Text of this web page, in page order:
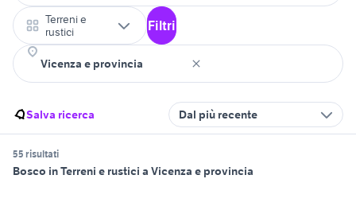
Terreni e
rustici
Filtri
Salva ricerca Dal più recente
55 risultati
Bosco in Terreni e rustici a Vicenza e provincia